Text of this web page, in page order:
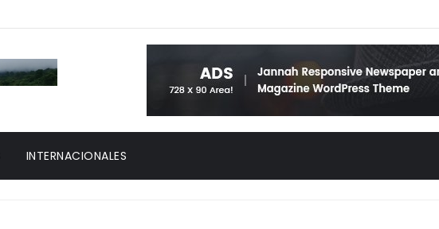
INTERNACIONALES